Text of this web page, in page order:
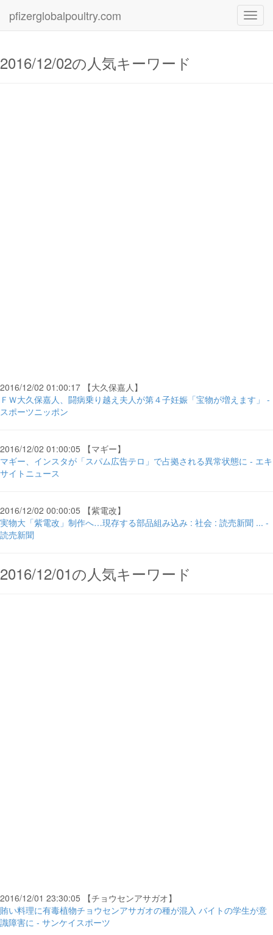
pfizerglobalpoultry.com
2016/12/02の人気キーワード
2016/12/02 01:00:17 【大久保嘉人】
ＦＷ大久保嘉人、闘病乗り越え夫人が第４子妊娠「宝物が増えます」 -
スポーツニッポン
2016/12/02 01:00:05 【マギー】
マギー、インスタが「スパム広告テロ」で占拠される異常状態に - エキ
サイトニュース
2016/12/02 00:00:05 【紫電改】
実物大「紫電改」制作へ…現存する部品組み込み : 社会 : 読売新聞 ... -
読売新聞
2016/12/01の人気キーワード
2016/12/01 23:30:05 【チョウセンアサガオ】
賄い料理に有毒植物チョウセンアサガオの種が混入 バイトの学生が意
識障害に - サンケイスポーツ